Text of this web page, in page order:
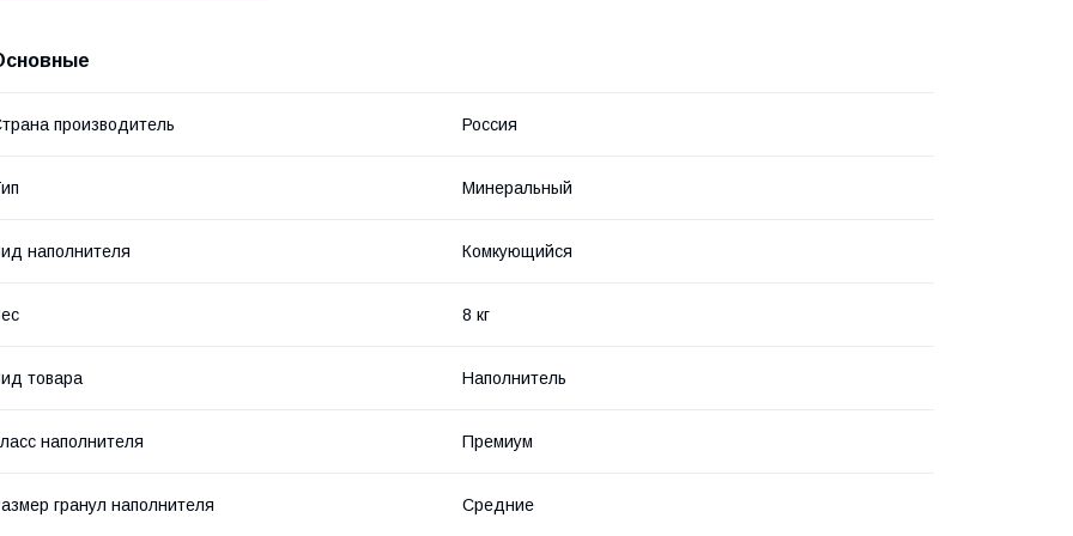
производитель Россия
Минеральный
наполнителя Комкующийся
8 кг
товара Наполнитель
наполнителя Премиум
гранул наполнителя Средние